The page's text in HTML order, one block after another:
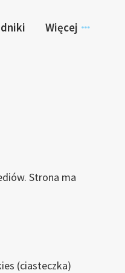
Więcej
Strona ma
(ciasteczka)